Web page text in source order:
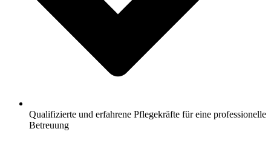
Qualifizierte und erfahrene Pflegekräfte für eine professionelle
Betreuung